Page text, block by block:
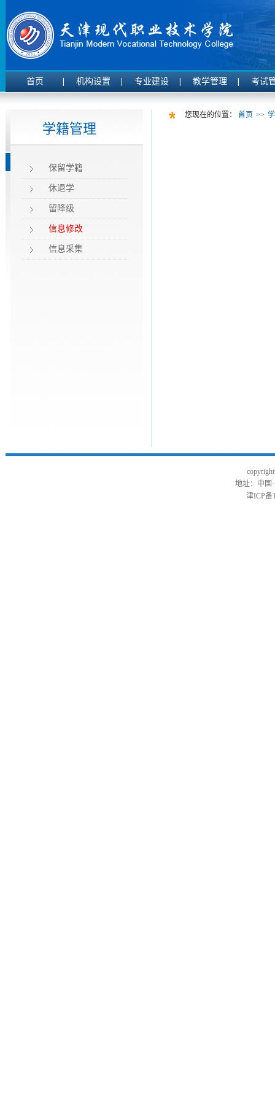
首页 机构设置 专业建设 教学管理 考试
学籍管理
保留学籍
休退学
留降级
信息修改
信息采集
您现在的位置： 首页 >>
地址：中国
津ICP备